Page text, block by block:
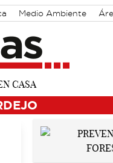
Medio Ambiente